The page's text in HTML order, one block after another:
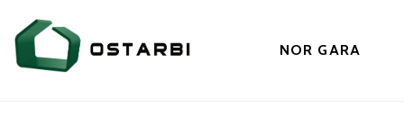
NOR GARA